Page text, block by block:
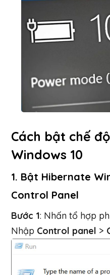
Cách bật chế
Windows 10
1. Bật Hibernate
Control Panel
Bước 1: Nhấn tổ hợp
Nhập Control panel >